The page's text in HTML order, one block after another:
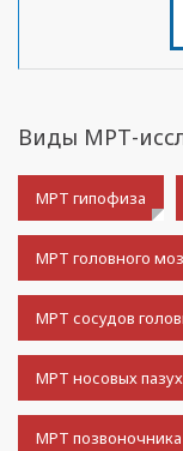
Виды МРТ-
МРТ гипофиза
МРТ головного
МРТ сосудов
МРТ носовых пазух
МРТ